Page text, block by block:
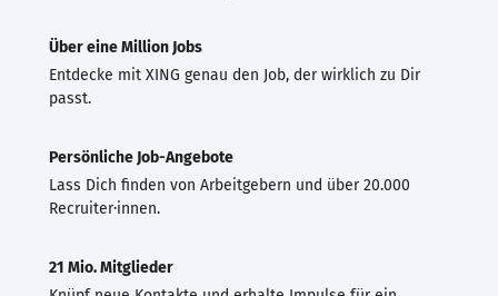
Über eine Million Jobs
Entdecke mit XING genau den Job, der wirklich zu Dir
passt.
Persönliche Job-Angebote
Lass Dich finden von Arbeitgebern und über 20.000
Recruiter·innen.
21 Mio. Mitglieder